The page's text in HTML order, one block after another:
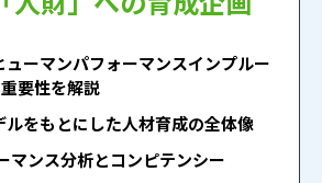
ューマンパフォーマンスインプルー
要性を解説
ルをもとにした人材育成の全体像
マンス分析とコンピテンシー